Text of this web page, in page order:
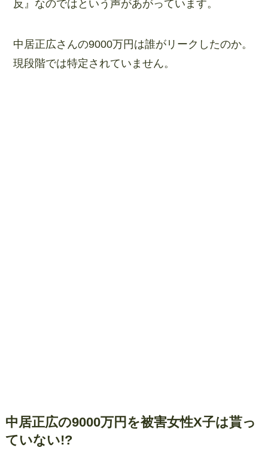
反』なのではという声があがっています。
中居正広さんの9000万円は誰がリークしたのか。
現段階では特定されていません。
中居正広の9000万円を被害女性X子は貰っ
ていない!?